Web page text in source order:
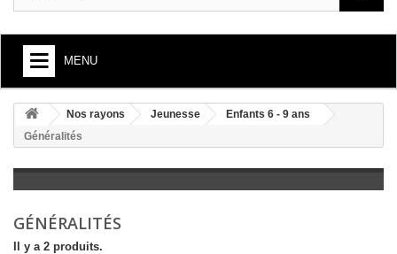
MENU
+
ARTS ET SOCIÉTÉ
+
LITTÉRATURE
LOISIRS, VIE PRATIQUE
Nos rayons Jeunesse
Enfants 6 - 9 ans
Généralités
GÉNÉRALITÉS
Il y a 2 produits.